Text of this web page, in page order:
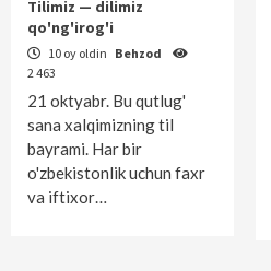
Tilimiz — dilimiz
qo'ng'irog'i
10 oy oldin Behzod
2 463
21 oktyabr. Bu qutlug'
sana xalqimizning til
bayrami. Har bir
o'zbekistonlik uchun faxr
va iftixor…